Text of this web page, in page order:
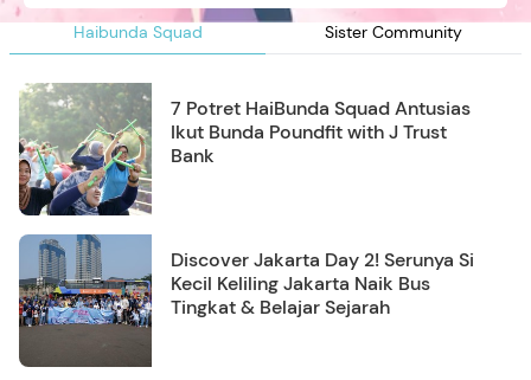
Haibunda Squad Sister Community
7 Potret HaiBunda Squad Antusias
Ikut Bunda Poundfit with J Trust
Bank
Discover Jakarta Day 2! Serunya Si
Kecil Keliling Jakarta Naik Bus
Tingkat & Belajar Sejarah